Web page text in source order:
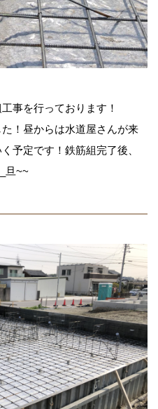
事を行っております！
！昼からは水道屋さんが来
予定です！鉄筋組完了後、
旦~~